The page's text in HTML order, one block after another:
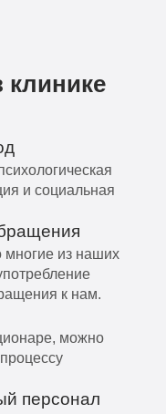
клинике
и социальная
из наших
к нам.
можно
персонал